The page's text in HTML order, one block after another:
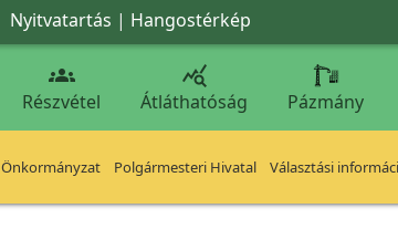
Nyitvatartás | Hangostérkép

Részvétel

Átláthatóság Pázmány
Önkormányzat Polgármesteri Hivatal Választási